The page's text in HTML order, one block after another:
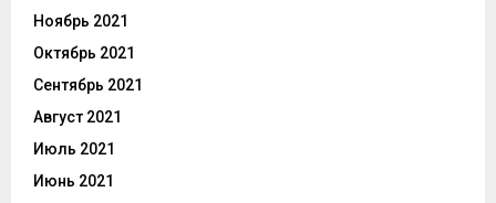
Ноябрь 2021
Октябрь 2021
Сентябрь 2021
Август 2021
Июль 2021
Июнь 2021